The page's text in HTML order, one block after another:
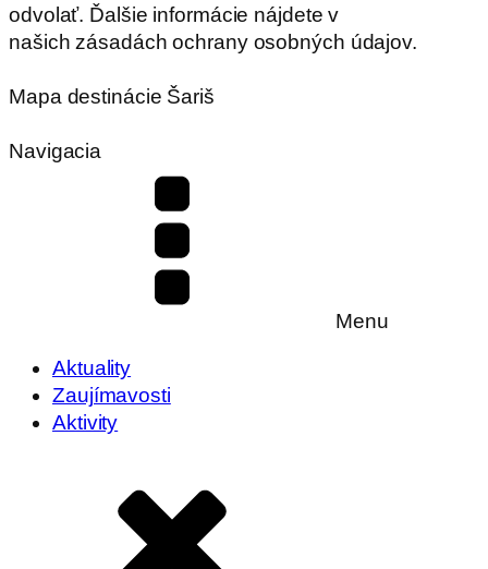
odvolať. Ďalšie informácie nájdete v
našich zásadách ochrany osobných údajov.
Mapa destinácie Šariš
Navigacia
Menu
Aktuality
Zaujímavosti
Aktivity